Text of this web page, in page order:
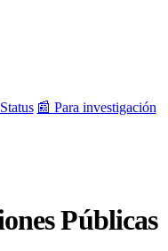
📰 Para investigación
Públicas